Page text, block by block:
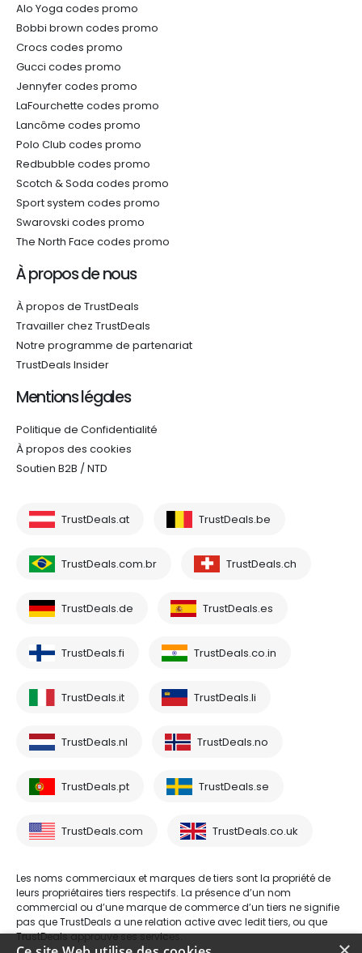
Alo Yoga codes promo
Bobbi brown codes promo
Crocs codes promo
Gucci codes promo
Jennyfer codes promo
LaFourchette codes promo
Lancôme codes promo
Polo Club codes promo
Redbubble codes promo
Scotch & Soda codes promo
Sport system codes promo
Swarovski codes promo
The North Face codes promo
À propos de nous
À propos de TrustDeals
Travailler chez TrustDeals
Notre programme de partenariat
TrustDeals Insider
Mentions légales
Politique de Confidentialité
À propos des cookies
Soutien B2B / NTD
TrustDeals.at TrustDeals.be
TrustDeals.com.br TrustDeals.ch
TrustDeals.de TrustDeals.es
TrustDeals.fi TrustDeals.co.in
TrustDeals.it TrustDeals.li
TrustDeals.nl TrustDeals.no
TrustDeals.pt TrustDeals.se
TrustDeals.com TrustDeals.co.uk
Les noms commerciaux et marques de tiers sont la propriété de
leurs propriétaires tiers respectifs. La présence d’un nom
commercial ou d’une marque de commerce d’un tiers ne signifie
pas que TrustDeals a une relation active avec ledit tiers, ou que
TrustDeals approuve ses services.